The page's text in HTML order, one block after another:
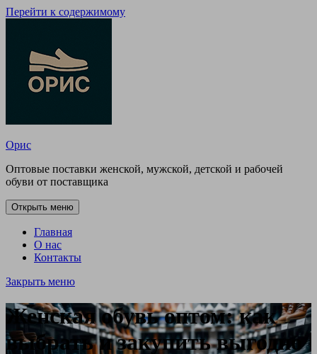
Перейти к содержимому
Орис
Оптовые поставки женской, мужской, детской и рабочей
обуви от поставщика
Открыть меню
Главная
О нас
Контакты
Закрыть меню
Женская обувь оптом: как
выбрать и закупить выгодно